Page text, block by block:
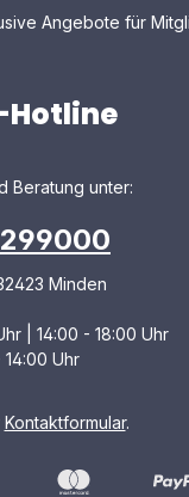
Angebote für
Beratung unter:
Minden
| 14:00 - 18:00 Uhr
14:00 Uhr
Kontaktformular.